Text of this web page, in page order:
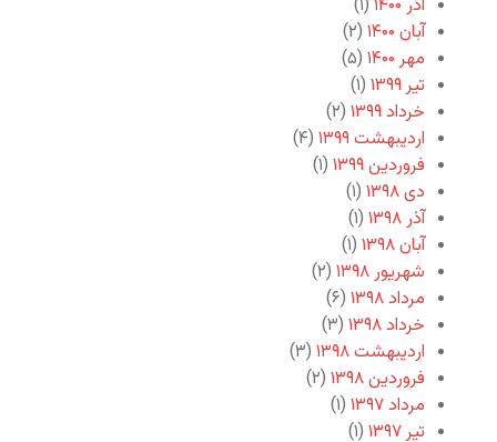
آذر ۱۴۰۰
(۱)
آبان ۱۴۰۰
(۲)
مهر ۱۴۰۰
(۵)
تیر ۱۳۹۹
(۱)
خرداد ۱۳۹۹
(۲)
اردیبهشت ۱۳۹۹
(۴)
فروردین ۱۳۹۹
(۱)
دی ۱۳۹۸
(۱)
آذر ۱۳۹۸
(۱)
آبان ۱۳۹۸
(۱)
شهریور ۱۳۹۸
(۲)
مرداد ۱۳۹۸
(۶)
خرداد ۱۳۹۸
(۳)
اردیبهشت ۱۳۹۸
(۳)
فروردین ۱۳۹۸
(۲)
مرداد ۱۳۹۷
(۱)
تیر ۱۳۹۷
(۱)